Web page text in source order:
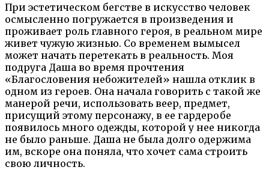
При эстетическом бегстве в искусство человек
осмысленно погружается в произведения и
проживает роль главного героя, в реальном мире
живет чужую жизнью. Со временем вымысел
может начать перетекать в реальность. Моя
подруга Даша во время прочтения
«Благословения небожителей» нашла отклик в
одном из героев. Она начала говорить с такой же
манерой речи, использовать веер, предмет,
присущий этому персонажу, в ее гардеробе
появилось много одежды, которой у нее никогда
не было раньше. Даша не была долго одержима
им, вскоре она поняла, что хочет сама строить
свою личность.